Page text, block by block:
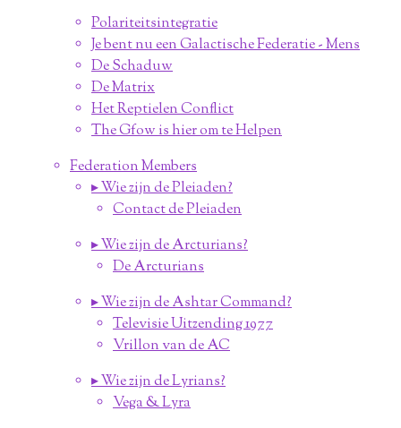
Polariteitsintegratie
Je bent nu een Galactische Federatie - Mens
De Schaduw
De Matrix
Het Reptielen Conflict
The Gfow is hier om te Helpen
Federation Members
▸ Wie zijn de Pleiaden?
Contact de Pleiaden
▸ Wie zijn de Arcturians?
De Arcturians
▸ Wie zijn de Ashtar Command?
Televisie Uitzending 1977
Vrillon van de AC
▸ Wie zijn de Lyrians?
Vega & Lyra